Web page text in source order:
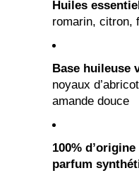
Huiles
romarin, citron,
Base huileuse
noyaux
amande douce
100%
parfum